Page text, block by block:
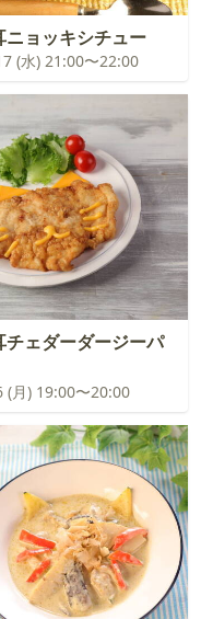
ニョッキシチュー
(水) 21:00〜22:00
チェダーダージーパ
(月) 19:00〜20:00